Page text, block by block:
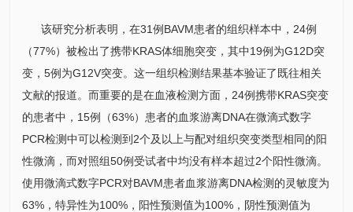
该研究分析表明，在31例BAVM患者的组织样本中，24例
（77%）被检出了携带KRAS体细胞突变，其中19例为G12D突
变，5例为G12V突变。这一组织检测结果基本验证了既往相关
文献的报道。而重要的是在血液检测方面，24例携带KRAS突变
的患者中，15例（63%）患者的血浆游离DNA在微滴式数字
PCR检测中可以检测到2个及以上与配对组织突变类型相同的阳
性微滴，而对照组50例受试者中均没有样本超过2个阳性微滴。
使用微滴式数字PCR对BAVM患者血浆游离DNA检测的灵敏度为
63%，特异性为100%，阳性预测值为100%，阴性预测值为